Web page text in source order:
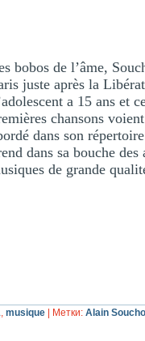
bobos de l’âme,
juste après la
a 15 ans et
chansons
dans son
dans sa bouche
de grande
, musique Метки: Alain